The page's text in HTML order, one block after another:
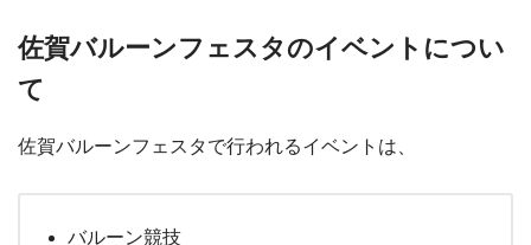
佐賀バルーンフェスタのイベントについ
て
佐賀バルーンフェスタで行われるイベントは、
バルーン競技